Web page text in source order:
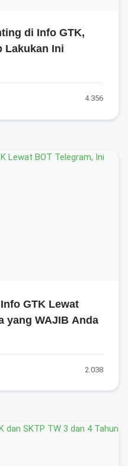
di Info GTK,
Lakukan Ini
4.356
GTK Lewat
yang WAJIB Anda
2.038